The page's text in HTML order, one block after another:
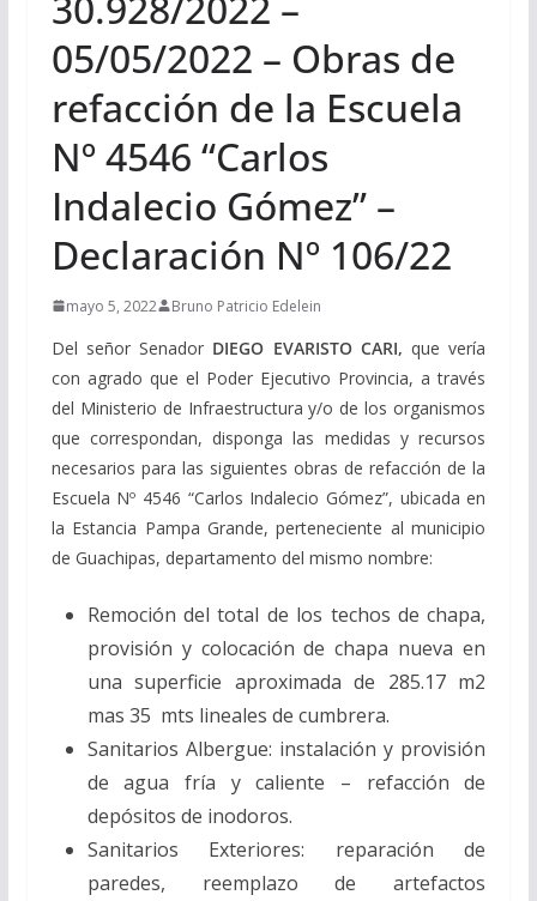
05/05/2022 – Obras de
refacción de la Escuela
Nº 4546 “Carlos
Indalecio Gómez” –
Declaración Nº 106/22
mayo 5, 2022 Bruno Patricio Edelein
Del señor Senador DIEGO EVARISTO CARI,que vería
con agrado que el Poder Ejecutivo Provincia, a través
del Ministerio de Infraestructura y/o de los organismos
que correspondan, disponga las medidas y recursos
necesarios para las siguientes obras de refacción de la
Escuela Nº 4546 “Carlos Indalecio Gómez”, ubicada en
la Estancia Pampa Grande, perteneciente al municipio
de Guachipas, departamento del mismo nombre:
Remoción del total de los techos de chapa,
provisión y colocación de chapa nueva en
una superficie aproximada de 285.17 m2
mas 35 mts lineales de cumbrera.
Sanitarios Albergue: instalación y provisión
de agua fría y caliente – refacción de
depósitos de inodoros.
Sanitarios Exteriores: reparación de
paredes, reemplazo de artefactos